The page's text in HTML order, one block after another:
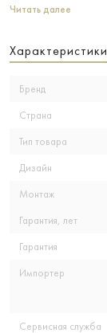
Читать далее
Характеристики
Бренд
Страна
Тип товара
Дизайн
Монтаж
Гарантия, лет
Гарантия
Импортер
Сервисная служба